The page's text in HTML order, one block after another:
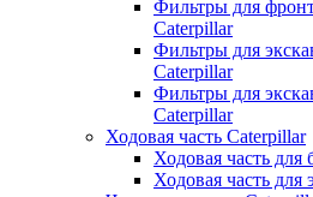
Фильтры для
Caterpillar
Фильтры для
Caterpillar
Фильтры для
Caterpillar
Ходовая часть Caterpillar
Ходовая часть для
Ходовая часть для